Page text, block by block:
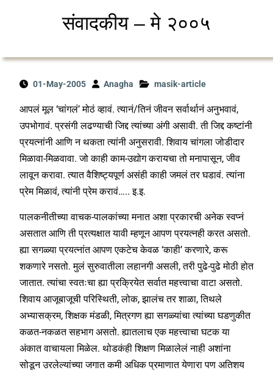
संवादकीय – मे २००५
01-May-2005 Anagha masik-article
आपलं मूल ‘चांगलं’ मोठं व्हावं. त्यानं/तिनं जीवन सर्वार्थानं अनुभवावं,
उपभोगावं. प्रसंगी लढण्याची जिद्द त्यांच्या अंगी असावी. ती जिद्द कष्टांनी
प्रयत्नांनी आणि न थकता त्यांनी अनुसरावी. शिवाय चांगला जोडीदार
मिळावा-मिळवावा. जो काही काम-उद्योग करायचा तो मनापासून, जीव
लावून करावा. त्यात वैशिष्ट्यपूर्ण असंही काही जमलं तर घडावं. त्यांना
प्रेम मिळावं, त्यांनी प्रेम करावं….. इ.इ.
पालकनीतीच्या वाचक-पालकांच्या मनात अशा प्रकारची अनेक स्वप्नं
असतात आणि ती प्रत्यक्षात यावी म्हणून आपण प्रयत्नही करत असतो.
ह्या सगळ्या प्रयत्नांत आपण एकटेच केवळ ‘काही’ करणारे, करू
शकणारे नसतो. मुलं सुरुवातीला लहानगी असली, तरी पुढे-पुढे मोठी होत
जातात. त्यांचा स्वतःचा ह्या प्रक्रियेत सर्वात महत्त्वाचा वाटा असतो.
शिवाय आजूबाजूची परिस्थिती, लोक, झालंच तर शाळा, तिथले
अभ्यासक्रम, शिक्षक मंडळी, मित्रगण ह्या सगळ्यांचा त्यांच्या घडणुकीत
कळत-नकळत सहभाग असतो. ह्यातलाच एक महत्त्वाचा घटक या
अंकात वाचायला मिळेल. थोडकंही शिक्षण मिळालेलं नाही अशांना
सोडून उरलेल्यांच्या जगात कमी अधिक प्रमाणात येणारा पण अतिशय